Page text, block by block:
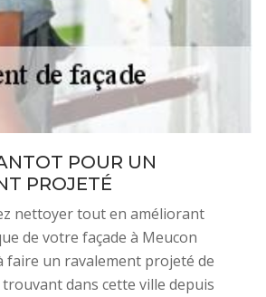
POUR UN
PROJETÉ
nettoyer tout en améliorant
de votre façade à Meucon
faire un ravalement projeté de
trouvant dans cette ville depuis